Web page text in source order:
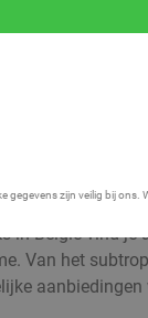
gegevens zijn veilig bij ons.
België vind
Van het